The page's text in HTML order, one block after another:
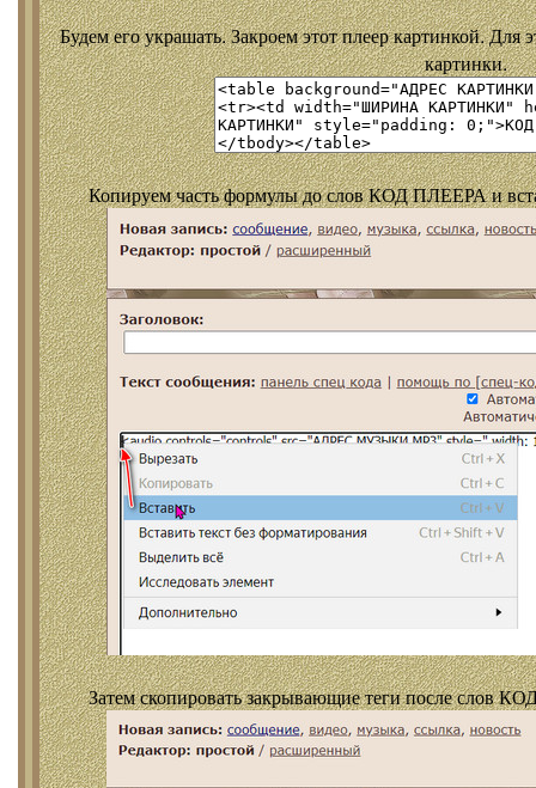
Будем его украшать. Закроем этот плеер картинкой. Для
картинки.
Копируем часть формулы до слов КОД ПЛЕЕРА и
Затем скопировать закрывающие теги после слов